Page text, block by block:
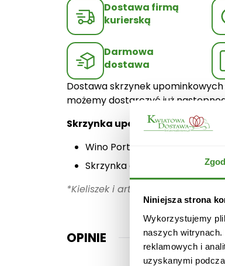
Niniejsza strona
Wykorzystujemy
naszych
reklamowych i
uzyskanymi
Dostawa firmą
kurierską
Darmowa
dostawa
Dostawa skrzynek upominkowych
możemy dostarczyć już
Skrzynka upominkowa Double IX
Wino Portada i Portada Reserva
Skrzynka drewniana
*Kieliszek i artykuły spożywcze
OPINIE